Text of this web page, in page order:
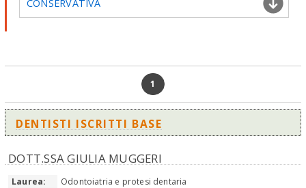
CONSERVATIVA
1
DENTISTI ISCRITTI BASE
DOTT.SSA GIULIA MUGGERI
Laurea: Odontoiatria e protesi dentaria